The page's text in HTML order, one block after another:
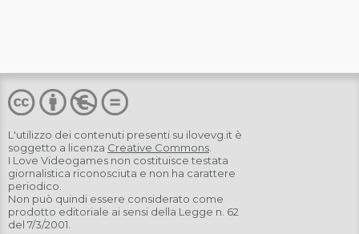
L'utilizzo dei contenuti presenti su ilovevg.it è
soggetto a licenza Creative Commons
I Love Videogames non costituisce testata
giornalistica riconosciuta e non ha carattere
periodico.
Non può quindi essere considerato come
prodotto editoriale ai sensi della Legge n. 62
del 7/3/2001.